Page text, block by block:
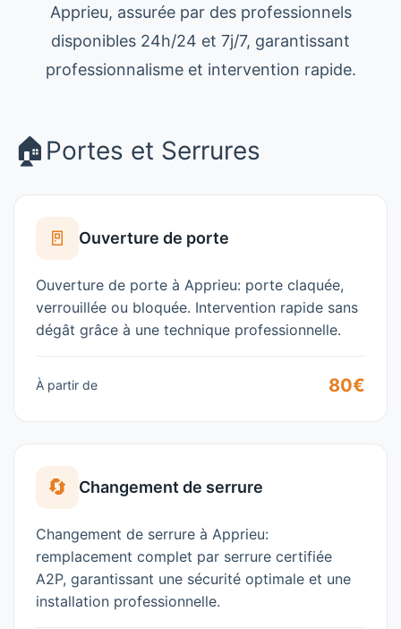
Apprieu, assurée par des professionnels
disponibles 24h/24 et 7j/7, garantissant
professionnalisme et intervention rapide.
🏠 Portes et Serrures
🚪 Ouverture de porte
Ouverture de porte à Apprieu: porte claquée,
verrouillée ou bloquée. Intervention rapide sans
dégât grâce à une technique professionnelle.
À partir de 80€
🔄 Changement de serrure
Changement de serrure à Apprieu:
remplacement complet par serrure certifiée
A2P, garantissant une sécurité optimale et une
installation professionnelle.